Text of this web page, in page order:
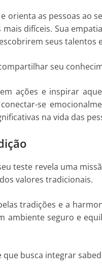
orienta as pessoas ao
difíceis. Sua
seus talentos
seu
ações e inspirar
se
na vida das
teste revela uma
valores tradicionais.
tradições e a
seguro e
busca integrar